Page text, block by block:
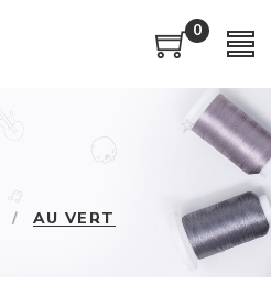
0
/ AU VERT